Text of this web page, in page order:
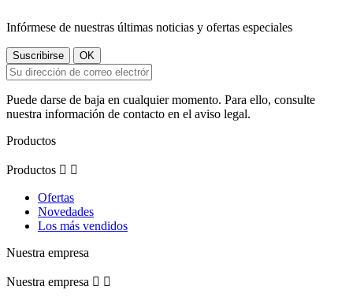
Infórmese de nuestras últimas noticias y ofertas especiales
Puede darse de baja en cualquier momento. Para ello, consulte
nuestra información de contacto en el aviso legal.
Productos
Productos  
Ofertas
Novedades
Los más vendidos
Nuestra empresa
Nuestra empresa  